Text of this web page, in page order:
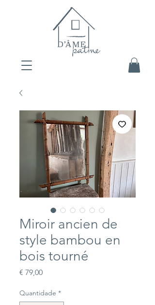
Miroir ancien de
style bambou en
bois tourné
€ 79,00Preço
Quantidade *